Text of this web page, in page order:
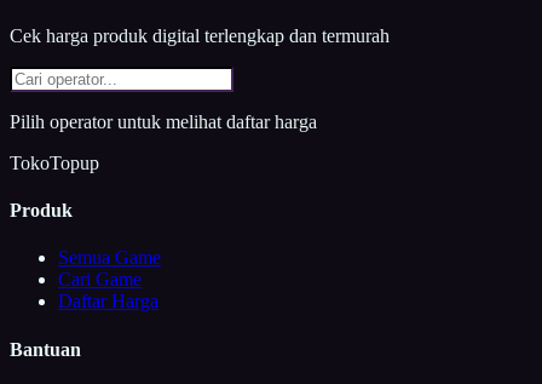
Cek harga produk digital terlengkap dan termurah
Pilih operator untuk melihat daftar harga
TokoTopup
Produk
Semua Game
Cari Game
Daftar Harga
Bantuan